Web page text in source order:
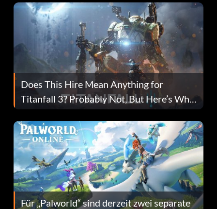
Does This Hire Mean Anything for
Titanfall 3? Probably Not, But Here’s Why
Fans Are Hopeful
Für „Palworld“ sind derzeit zwei separate